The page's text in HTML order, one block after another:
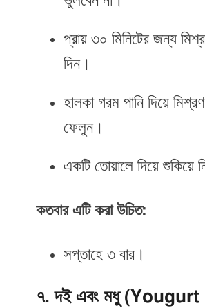
প্রায় ৩০ মিনিটের জন্য
দিন।
হালকা গরম পানি দিয়ে
ফেলুন।
একটি তোয়ালে দিয়ে শুকিয়ে
কতবার এটি করা উচিত:
সপ্তাহে ৩ বার।
৭. দই এবং মধু (Yougurt